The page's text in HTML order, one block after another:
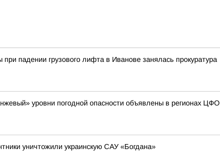
падении грузового лифта в Иванове занялась прокуратура
уровни погодной опасности объявлены в регионах ЦФО
уничтожили украинскую САУ «Богдана»